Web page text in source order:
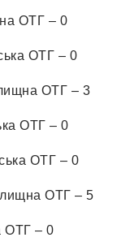
ОТГ – 0
ОТГ – 0
ОТГ – 3
ОТГ – 0
ОТГ – 0
ОТГ – 5
ОТГ – 0